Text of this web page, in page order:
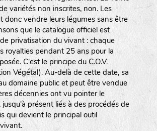
variétés non inscrites, non. Les
donc vendre leurs légumes sans être
que le catalogue officiel est
privatisation du vivant : chaque
royalties pendant 25 ans pour la
C'est le principe du C.O.V.
Végétal). Au-delà de cette date, sa
domaine public et peut être vendue
décennies ont vu pointer le
présent liés à des procédés de
qui devient le principal outil